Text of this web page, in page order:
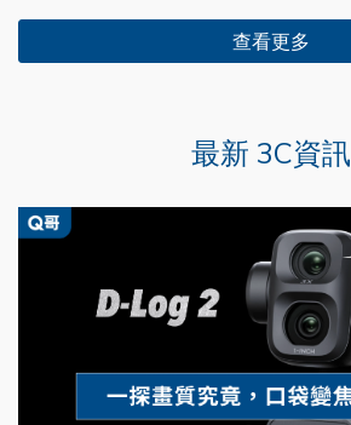
查看更多
最新 3C資訊